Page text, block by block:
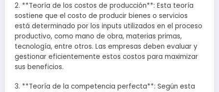
2. **Teoría de los costos de producción**: Esta teoría
sostiene que el costo de producir bienes o servicios
está determinado por los inputs utilizados en el proceso
productivo, como mano de obra, materias primas,
tecnología, entre otros. Las empresas deben evaluar y
gestionar eficientemente estos costos para maximizar
sus beneficios.
3. **Teoría de la competencia perfecta**: Según esta